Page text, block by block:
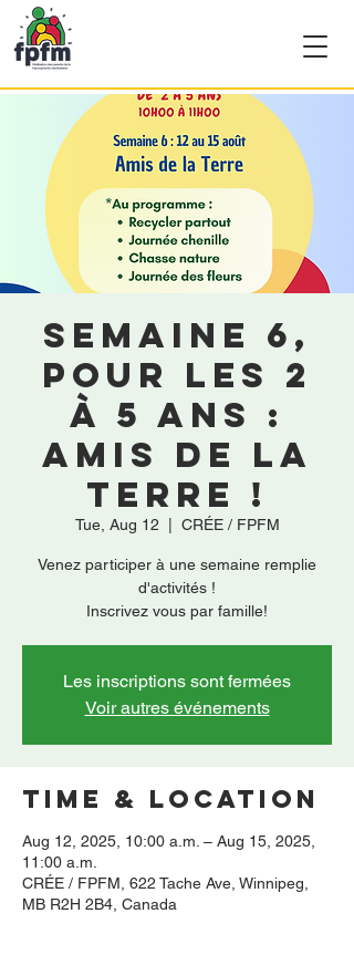
Semaine 6,
pour les 2
à 5 ans :
Amis de la
terre !
Tue, Aug 12 CRÉE / FPFM
Venez participer à une semaine remplie
d'activités !
Inscrivez vous par famille!
Les inscriptions sont fermées
Voir autres événements
Time & Location
Aug 12, 2025, 10:00 a.m. – Aug 15, 2025,
11:00 a.m.
CRÉE / FPFM, 622 Tache Ave, Winnipeg,
MB R2H 2B4, Canada